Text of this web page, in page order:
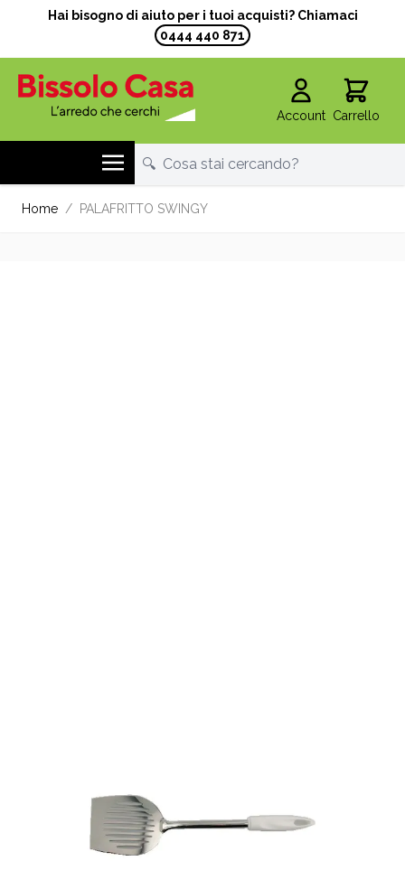
Hai bisogno di aiuto per i tuoi acquisti? Chiamaci
0444 440 871
Account Carrello
Home / PALAFRITTO SWINGY
PALAFRITTO SWINGY
904SW